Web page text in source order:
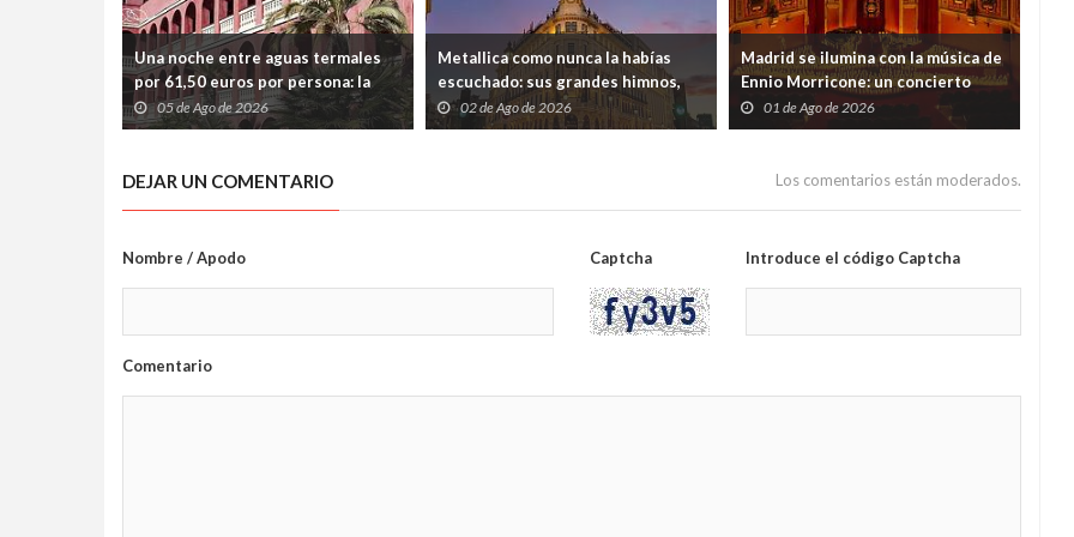
Una noche entre aguas termales
por 61,50 euros por persona: la
escapada perfecta para
desconectar cerca de Barcelona
05 de Ago de 2026
Metallica como nunca la habías
escuchado: sus grandes himnos,
entre velas, en el Four Seasons de
Madrid
02 de Ago de 2026
Madrid se ilumina con la música de
Ennio Morricone: un concierto
entre miles de velas en el Ateneo
01 de Ago de 2026
DEJAR UN COMENTARIO Los comentarios están moderados.
Nombre / Apodo Captcha Introduce el código Captcha
Comentario